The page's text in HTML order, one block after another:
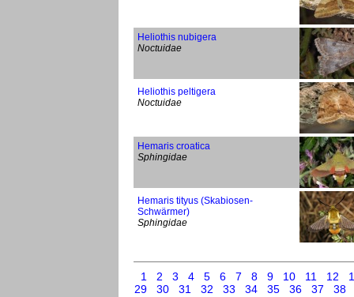
Heliothis nubigera
Noctuidae
Heliothis peltigera
Noctuidae
Hemaris croatica
Sphingidae
Hemaris tityus (Skabiosen-
Schwärmer)
Sphingidae
1 2 3 4 5 6 7 8 9 10 11 12
29
30 31 32 33 34 35 36 37 38